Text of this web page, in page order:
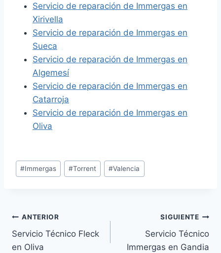
Servicio de reparación de Immergas en
Xirivella
Servicio de reparación de Immergas en
Sueca
Servicio de reparación de Immergas en
Algemesí
Servicio de reparación de Immergas en
Catarroja
Servicio de reparación de Immergas en
Oliva
Etiquetas
de
#Immergas #Torrent #Valencia
Navegación
de
ANTERIOR
Servicio Técnico Fleck
en Oliva
SIGUIENTE
Servicio Técnico
Immergas en Gandia